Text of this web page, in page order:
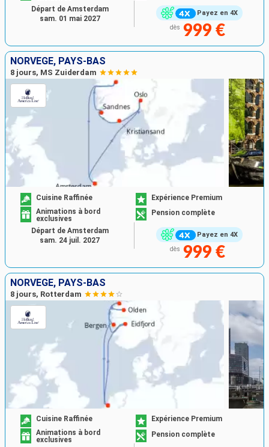
Payez en 4X
dès 999 €
Départ de Amsterdam
sam. 01 mai 2027
NORVÈGE, PAYS-BAS
8 jours, MS Zuiderdam
Payez en 4X
Cuisine Raffinée
Expérience Premium
Animations à bord
exclusives
Pension complète
dès 999 €
Départ de Amsterdam
sam. 24 juil. 2027
NORVÈGE, PAYS-BAS
8 jours, Rotterdam
Cuisine Raffinée
Expérience Premium
Animations à bord
exclusives
Pension complète